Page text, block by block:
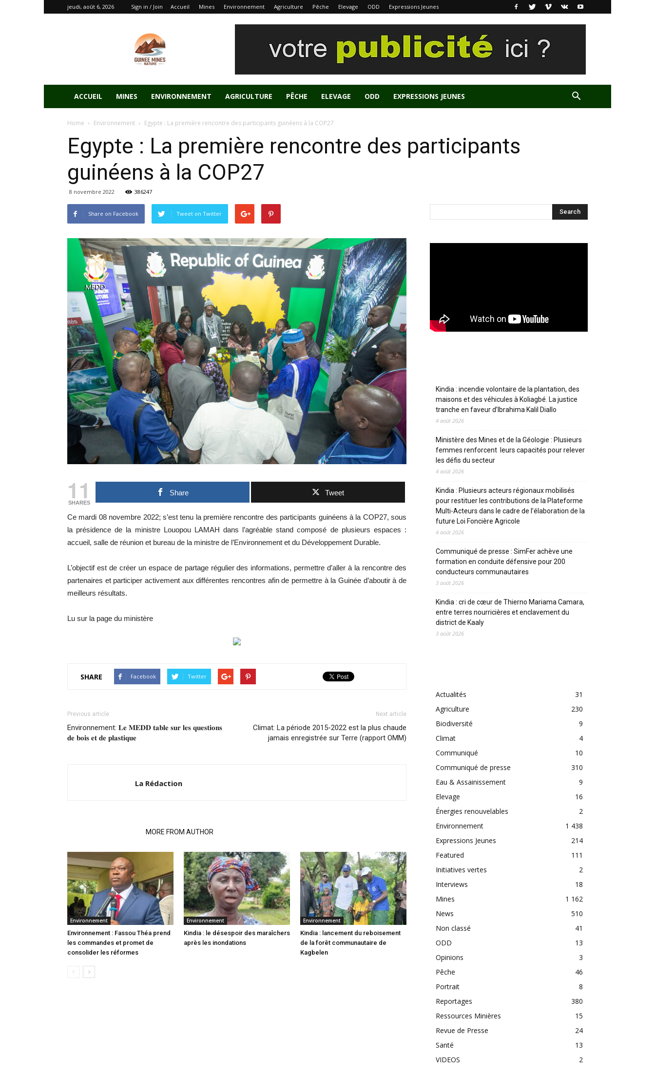
jeudi, août 6, 2026 Sign in / Join Accueil Mines Environnement Agriculture Pêche Elevage ODD Expressions Jeunes
ACCUEIL MINES ENVIRONNEMENT AGRICULTURE PÊCHE ELEVAGE ODD EXPRESSIONS JEUNES
Home Environnement Egypte : La première rencontre des participants guinéens à la COP27
Egypte : La première rencontre des participants
guinéens à la COP27
8 novembre 2022 386247
Share on Facebook Tweet on Twitter
11
SHARES
Share Tweet
Ce mardi 08 novembre 2022; s’est tenu la première rencontre des participants guinéens à la COP27, sous
la présidence de la ministre Louopou LAMAH dans l’agréable stand composé de plusieurs espaces :
accueil, salle de réunion et bureau de la ministre de l’Environnement et du Développement Durable.
L’objectif est de créer un espace de partage régulier des informations, permettre d’aller à la rencontre des
partenaires et participer activement aux différentes rencontres afin de permettre à la Guinée d’aboutir à de
meilleurs résultats.
Lu sur la page du ministère
SHARE Facebook Twitter
Previous article
Environnement: 𝐋𝐞 𝐌𝐄𝐃𝐃 𝐭𝐚𝐛𝐥𝐞 𝐬𝐮𝐫 𝐥𝐞𝐬 𝐪𝐮𝐞𝐬𝐭𝐢𝐨𝐧𝐬
𝐝𝐞 𝐛𝐨𝐢𝐬 𝐞𝐭 𝐝𝐞 𝐩𝐥𝐚𝐬𝐭𝐢𝐪𝐮𝐞
Next article
Climat: La période 2015-2022 est la plus chaude
jamais enregistrée sur Terre (rapport OMM)
La Rédaction
MORE FROM AUTHOR
Environnement
Environnement : Fassou Théa prend
les commandes et promet de
consolider les réformes
Environnement
Kindia : le désespoir des maraîchers
après les inondations
Environnement
Kindia : lancement du reboisement
de la forêt communautaire de
Kagbelen
Kindia : incendie volontaire de la plantation, des
maisons et des véhicules à Koliagbé. La justice
tranche en faveur d’Ibrahima Kalil Diallo
4 août 2026
Ministère des Mines et de la Géologie : Plusieurs
femmes renforcent leurs capacités pour relever
les défis du secteur
4 août 2026
Kindia : Plusieurs acteurs régionaux mobilisés
pour restituer les contributions de la Plateforme
Multi-Acteurs dans le cadre de l’élaboration de la
future Loi Foncière Agricole
4 août 2026
Communiqué de presse : SimFer achève une
formation en conduite défensive pour 200
conducteurs communautaires
3 août 2026
Kindia : cri de cœur de Thierno Mariama Camara,
entre terres nourricières et enclavement du
district de Kaaly
3 août 2026
Actualités
31
Agriculture
230
Biodiversité
9
Climat
4
Communiqué
10
Communiqué de presse
310
Eau & Assainissement
9
Elevage
16
Énergies renouvelables
2
Environnement
1 438
Expressions Jeunes
214
Featured
111
Initiatives vertes
2
Interviews
18
Mines
1 162
News
510
Non classé
41
ODD
13
Opinions
3
Pêche
46
Portrait
8
Reportages
380
Ressources Minières
15
Revue de Presse
24
Santé
13
VIDEOS
2